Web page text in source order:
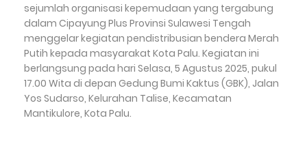
sejumlah organisasi kepemudaan yang tergabung
dalam Cipayung Plus Provinsi Sulawesi Tengah
menggelar kegiatan pendistribusian bendera Merah
Putih kepada masyarakat Kota Palu. Kegiatan ini
berlangsung pada hari Selasa, 5 Agustus 2025, pukul
17.00 Wita di depan Gedung Bumi Kaktus (GBK), Jalan
Yos Sudarso, Kelurahan Talise, Kecamatan
Mantikulore, Kota Palu.